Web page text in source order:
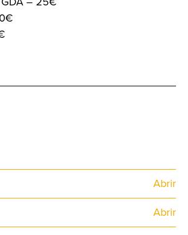
Abrir
Abrir